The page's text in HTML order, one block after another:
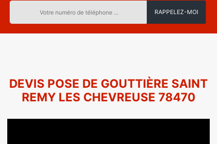
DEVIS POSE DE GOUTTIÈRE SAINT
REMY LES CHEVREUSE 78470